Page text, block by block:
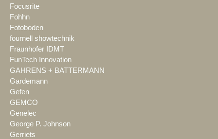
Focusrite
Fohhn
Fotoboden
fournell showtechnik
Fraunhofer IDMT
FunTech Innovation
GAHRENS + BATTERMANN
Gardemann
Gefen
GEMCO
Genelec
George P. Johnson
Gerriets